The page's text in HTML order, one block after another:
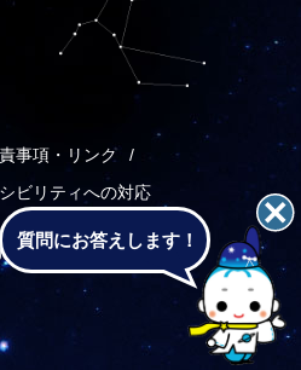
事項・リンク
ビリティへの対応
Reserved.
質問にお答えします！